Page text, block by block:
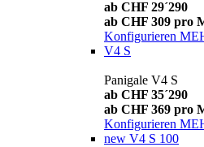
ab CHF 29´290
ab CHF 309 pro
Konfigurieren
V4 S
Panigale V4 S
ab CHF 35´290
ab CHF 369 pro
Konfigurieren
new V4 S 100